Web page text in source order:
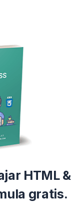
HTML &
gratis.